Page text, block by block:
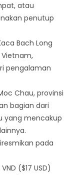
atau
penutup
Bach Long
pengalaman
Chau, provinsi
bagian dari
yang mencakup
pada
($17 USD)